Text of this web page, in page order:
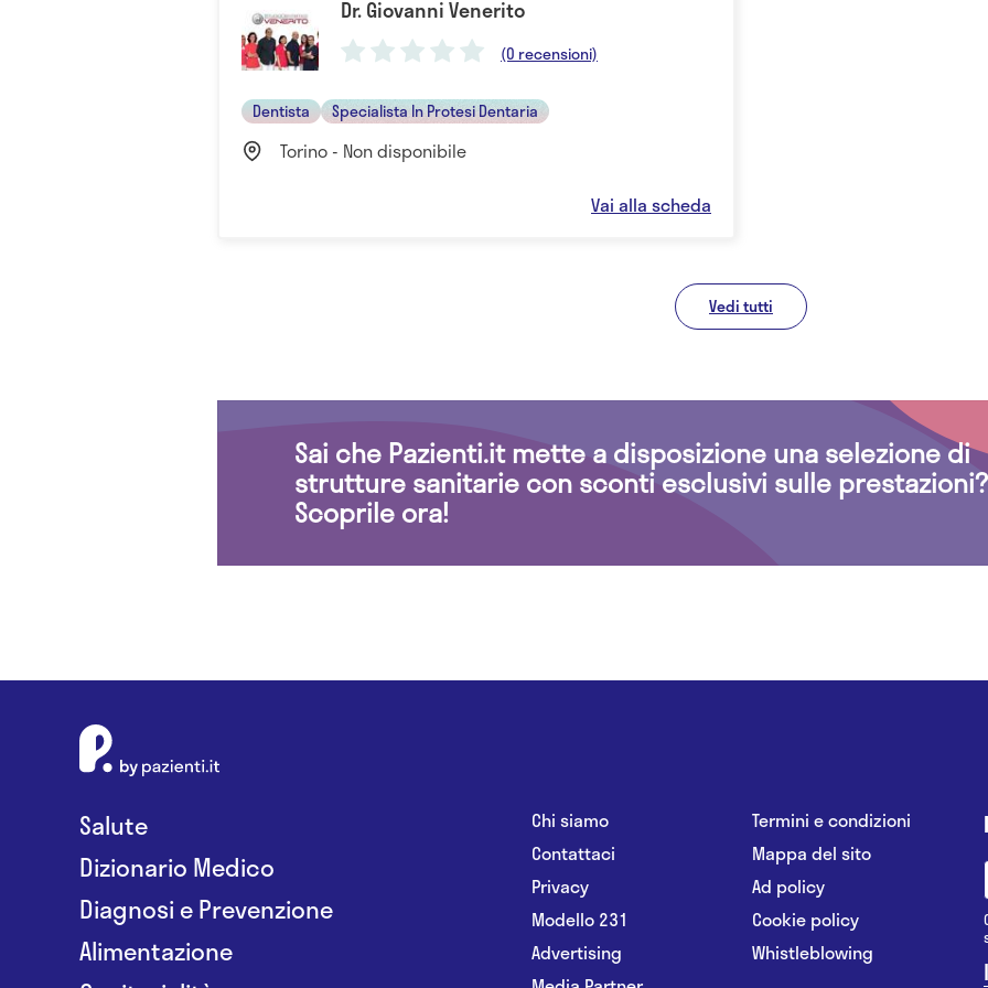
Dr. Giovanni Venerito
(0 recensioni)
Dentista Specialista In Protesi Dentaria
Torino - Non disponibile
Vai alla scheda
Vedi tutti
Sai che Pazienti.it mette a disposizione una selezione di
strutture sanitarie con sconti esclusivi sulle prestazioni?
Scoprile ora!
Salute
Dizionario Medico
Diagnosi e Prevenzione
Alimentazione
Chi siamo
Contattaci
Privacy
Modello 231
Advertising
Termini e condizioni
Mappa del sito
Ad policy
Cookie policy
Whistleblowing